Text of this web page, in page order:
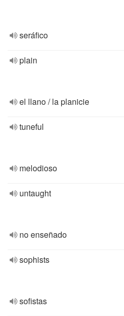
seráfico
plain
el llano / la planicie
tuneful
melodioso
untaught
no enseñado
sophists
sofistas